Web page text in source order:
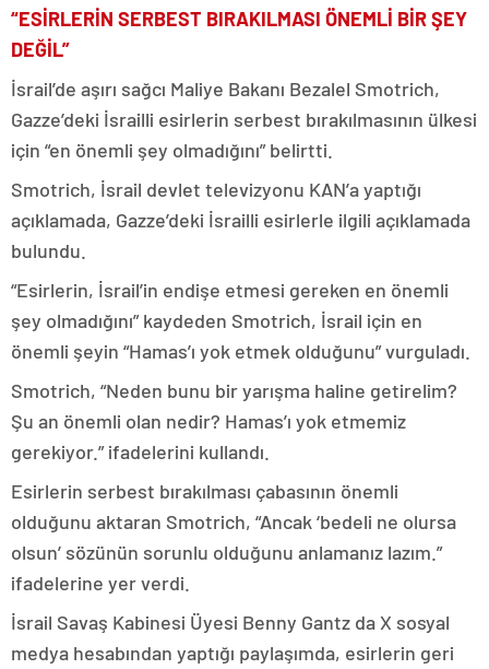
“ESİRLERİN SERBEST BIRAKILMASI ÖNEMLİ BİR ŞEY
DEĞİL”
İsrail’de aşırı sağcı Maliye Bakanı Bezalel Smotrich,
Gazze’deki İsrailli esirlerin serbest bırakılmasının ülkesi
için “en önemli şey olmadığını” belirtti.
Smotrich, İsrail devlet televizyonu KAN’a yaptığı
açıklamada, Gazze’deki İsrailli esirlerle ilgili açıklamada
bulundu.
“Esirlerin, İsrail’in endişe etmesi gereken en önemli
şey olmadığını” kaydeden Smotrich, İsrail için en
önemli şeyin “Hamas’ı yok etmek olduğunu” vurguladı.
Smotrich, “Neden bunu bir yarışma haline getirelim?
Şu an önemli olan nedir? Hamas’ı yok etmemiz
gerekiyor.” ifadelerini kullandı.
Esirlerin serbest bırakılması çabasının önemli
olduğunu aktaran Smotrich, “Ancak ‘bedeli ne olursa
olsun’ sözünün sorunlu olduğunu anlamanız lazım.”
ifadelerine yer verdi.
İsrail Savaş Kabinesi Üyesi Benny Gantz da X sosyal
medya hesabından yaptığı paylaşımda, esirlerin geri